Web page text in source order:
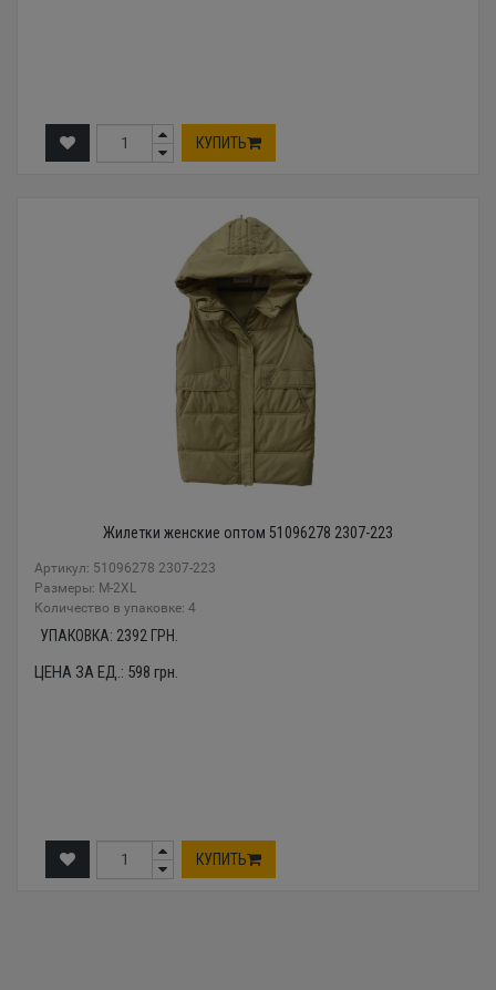
КУПИТЬ
Жилетки женские оптом 51096278 2307-223
Артикул: 51096278 2307-223
Размеры: М-2XL
Количество в упаковке: 4
УПАКОВКА: 2392 ГРН.
ЦЕНА ЗА ЕД.: 598 грн.
КУПИТЬ